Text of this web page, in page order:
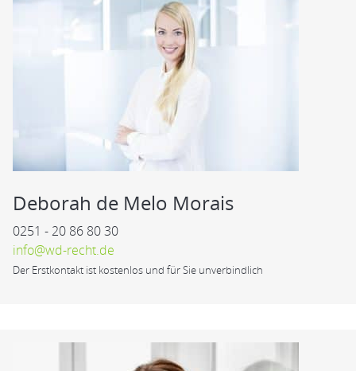
Deborah de Melo Morais
0251 - 20 86 80 30
info@wd-recht.de
Der Erstkontakt ist kostenlos und für Sie unverbindlich